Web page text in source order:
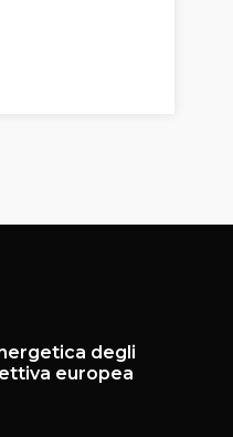
degli
europea